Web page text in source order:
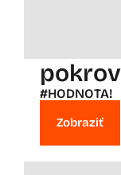
#HODNOTA!
Zobraziť